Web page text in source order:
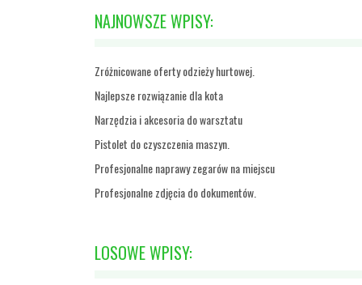
NAJNOWSZE WPISY:
Zróżnicowane oferty odzieży hurtowej.
Najlepsze rozwiązanie dla kota
Narzędzia i akcesoria do warsztatu
Pistolet do czyszczenia maszyn.
Profesjonalne naprawy zegarów na miejscu
Profesjonalne zdjęcia do dokumentów.
LOSOWE WPISY: